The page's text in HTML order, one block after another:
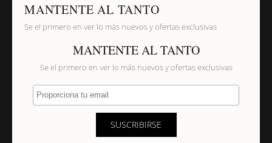
MANTENTE AL TANTO
Se el primero en ver lo más nuevos y ofertas exclusivas
MANTENTE AL TANTO
Se el primero en ver lo más nuevos y ofertas exclusivas
Proporciona tu email
SUSCRIBIRSE